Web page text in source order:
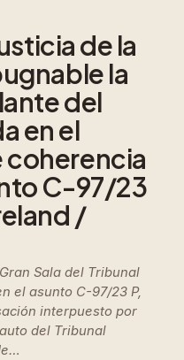
de la
la
del
en el
coherencia
C-97/23
/
Sala del Tribunal
el asunto C-97/23 P,
interpuesto por
del Tribunal